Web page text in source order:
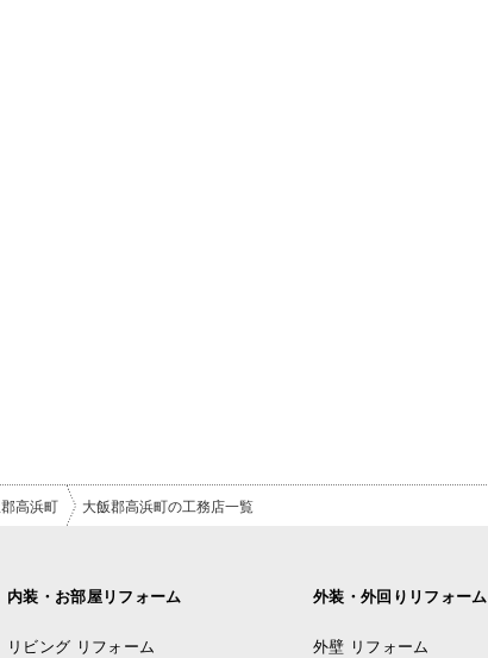
高浜町 大飯郡高浜町の工務店一覧
内装・お部屋リフォーム
リビング リフォーム
外装・外回りリフォーム
外壁 リフォーム